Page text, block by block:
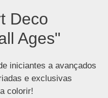
Deco
Ages"
iniciantes a avançados
e exclusivas
colorir!